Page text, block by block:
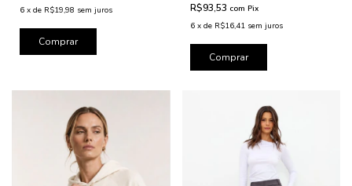
6 x de R$19,98 sem juros
Comprar
R$93,53 com Pix
6 x de R$16,41 sem juros
Comprar